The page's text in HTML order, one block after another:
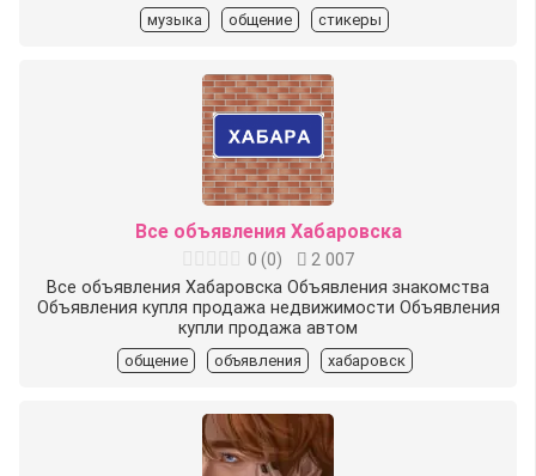
музыка общение стикеры
Все объявления Хабаровска
0 (0)
2 007
Все объявления Хабаровска Объявления знакомства
Объявления купля продажа недвижимости Объявления
купли продажа автом
общение объявления хабаровск